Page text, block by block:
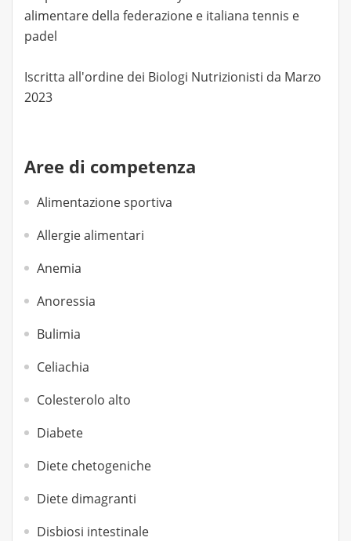
alimentare della federazione e italiana tennis e
padel
Iscritta all'ordine dei Biologi Nutrizionisti da Marzo
2023
Aree di competenza
Alimentazione sportiva
Allergie alimentari
Anemia
Anoressia
Bulimia
Celiachia
Colesterolo alto
Diabete
Diete chetogeniche
Diete dimagranti
Disbiosi intestinale